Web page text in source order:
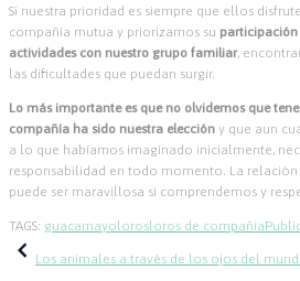
Si nuestra prioridad es siempre que ellos
compañía mutua y priorizamos su
actividades con nuestro grupo familiar,
las dificultades que puedan surgir.
Lo más importante es que no olvidemos que
compañía ha sido nuestra elección y que aun
a lo que habíamos imaginado inicialmente,
responsabilidad en todo momento. La
puede ser maravillosa si comprendemos y
TAGS: guacamayolorosloros de compañía
Navegación
Los animales a través de los ojos del